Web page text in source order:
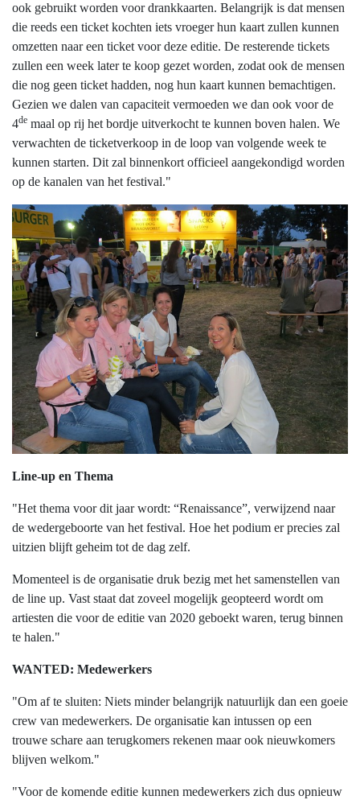
ook gebruikt worden voor drankkaarten. Belangrijk is dat mensen
die reeds een ticket kochten iets vroeger hun kaart zullen kunnen
omzetten naar een ticket voor deze editie. De resterende tickets
zullen een week later te koop gezet worden, zodat ook de mensen
die nog geen ticket hadden, nog hun kaart kunnen bemachtigen.
Gezien we dalen van capaciteit vermoeden we dan ook voor de
4de maal op rij het bordje uitverkocht te kunnen boven halen. We
verwachten de ticketverkoop in de loop van volgende week te
kunnen starten. Dit zal binnenkort officieel aangekondigd worden
op de kanalen van het festival."
Line-up en Thema
"Het thema voor dit jaar wordt: “Renaissance”, verwijzend naar
de wedergeboorte van het festival. Hoe het podium er precies zal
uitzien blijft geheim tot de dag zelf.
Momenteel is de organisatie druk bezig met het samenstellen van
de line up. Vast staat dat zoveel mogelijk geopteerd wordt om
artiesten die voor de editie van 2020 geboekt waren, terug binnen
te halen."
WANTED: Medewerkers
"Om af te sluiten: Niets minder belangrijk natuurlijk dan een goeie
crew van medewerkers. De organisatie kan intussen op een
trouwe schare aan terugkomers rekenen maar ook nieuwkomers
blijven welkom."
"Voor de komende editie kunnen medewerkers zich dus opnieuw